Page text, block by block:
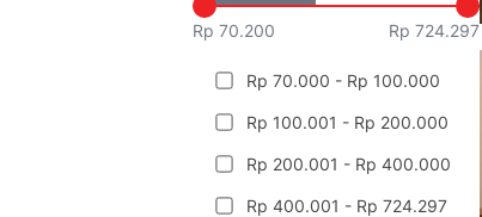
Rp 70.200 Rp 724.297
Rp 70.000 - Rp 100.000
Rp 100.001 - Rp 200.000
Rp 200.001 - Rp 400.000
Rp 400.001 - Rp 724.297